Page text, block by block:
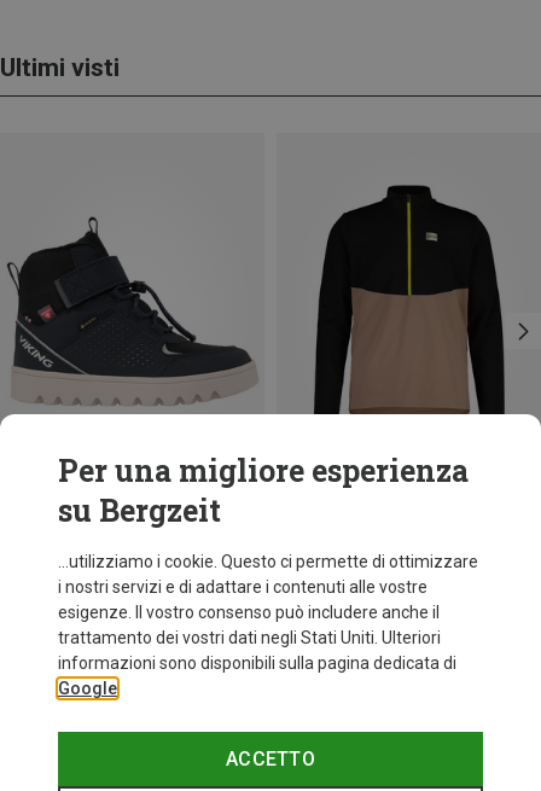
Ultimi visti
Risparmi 27%
Per una migliore esperienza
su Bergzeit
...utilizziamo i cookie. Questo ci permette di ottimizzare
i nostri servizi e di adattare i contenuti alle vostre
esigenze. Il vostro consenso può includere anche il
trattamento dei vostri dati negli Stati Uniti. Ulteriori
informazioni sono disponibili sulla pagina dedicata di
Google
ACCETTO